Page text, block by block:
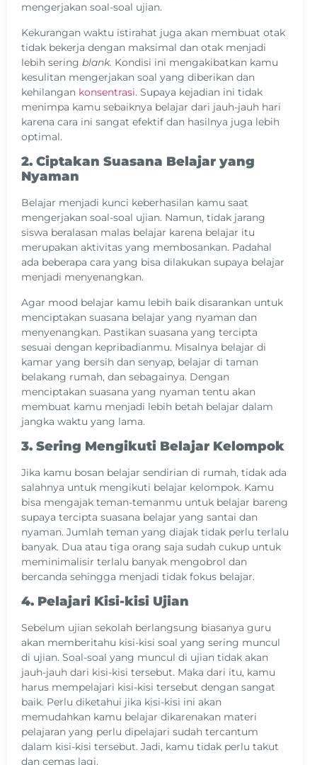
mengerjakan soal-soal ujian.
Kekurangan waktu istirahat juga akan membuat otak
tidak bekerja dengan maksimal dan otak menjadi
lebih sering blank. Kondisi ini mengakibatkan kamu
kesulitan mengerjakan soal yang diberikan dan
kehilangan konsentrasi. Supaya kejadian ini tidak
menimpa kamu sebaiknya belajar dari jauh-jauh hari
karena cara ini sangat efektif dan hasilnya juga lebih
optimal.
2. Ciptakan Suasana Belajar yang
Nyaman
Belajar menjadi kunci keberhasilan kamu saat
mengerjakan soal-soal ujian. Namun, tidak jarang
siswa beralasan malas belajar karena belajar itu
merupakan aktivitas yang membosankan. Padahal
ada beberapa cara yang bisa dilakukan supaya belajar
menjadi menyenangkan.
Agar mood belajar kamu lebih baik disarankan untuk
menciptakan suasana belajar yang nyaman dan
menyenangkan. Pastikan suasana yang tercipta
sesuai dengan kepribadianmu. Misalnya belajar di
kamar yang bersih dan senyap, belajar di taman
belakang rumah, dan sebagainya. Dengan
menciptakan suasana yang nyaman tentu akan
membuat kamu menjadi lebih betah belajar dalam
jangka waktu yang lama.
3. Sering Mengikuti Belajar Kelompok
Jika kamu bosan belajar sendirian di rumah, tidak ada
salahnya untuk mengikuti belajar kelompok. Kamu
bisa mengajak teman-temanmu untuk belajar bareng
supaya tercipta suasana belajar yang santai dan
nyaman. Jumlah teman yang diajak tidak perlu terlalu
banyak. Dua atau tiga orang saja sudah cukup untuk
meminimalisir terlalu banyak mengobrol dan
bercanda sehingga menjadi tidak fokus belajar.
4. Pelajari Kisi-kisi Ujian
Sebelum ujian sekolah berlangsung biasanya guru
akan memberitahu kisi-kisi soal yang sering muncul
di ujian. Soal-soal yang muncul di ujian tidak akan
jauh-jauh dari kisi-kisi tersebut. Maka dari itu, kamu
harus mempelajari kisi-kisi tersebut dengan sangat
baik. Perlu diketahui jika kisi-kisi ini akan
memudahkan kamu belajar dikarenakan materi
pelajaran yang perlu dipelajari sudah tercantum
dalam kisi-kisi tersebut. Jadi, kamu tidak perlu takut
dan cemas lagi.